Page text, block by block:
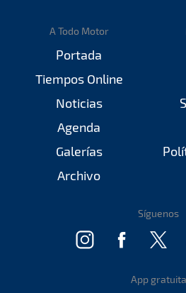
A Todo Motor
Portada
Tiempos Online
Noticias
Agenda
Galerías
Archivo
Síguenos
App gratuita